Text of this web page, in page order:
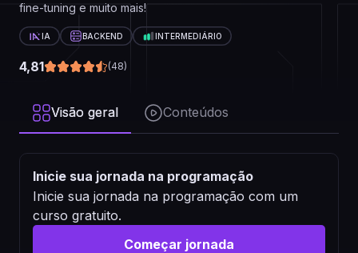
fine-tuning e muito mais!
IA BACKEND INTERMEDIÁRIO
4,81 (48)
Visão geral Conteúdos
Inicie sua jornada na programação
Inicie sua jornada na programação com um
curso gratuito.
Começar jornada